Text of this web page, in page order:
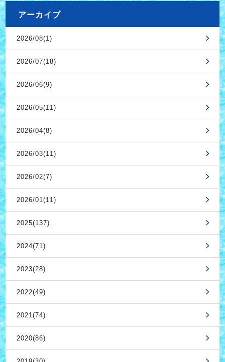
アーカイブ
2026/08(1)
2026/07(18)
2026/06(9)
2026/05(11)
2026/04(8)
2026/03(11)
2026/02(7)
2026/01(11)
2025(137)
2024(71)
2023(28)
2022(49)
2021(74)
2020(86)